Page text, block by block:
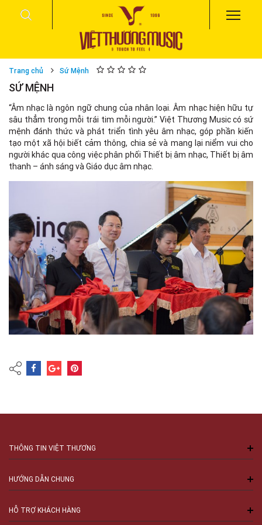
Trang chủ Sứ Mệnh
SỨ MỆNH
“Âm nhạc là ngôn ngữ chung của nhân loại. Âm nhạc hiện hữu tự
sâu thẳm trong mỗi trái tim mỗi người.” Việt Thương Music có sứ
mệnh đánh thức và phát triển tình yêu âm nhạc, góp phần kiến
tạo một xã hội biết cảm thông, chia sẻ và mang lại niểm vui cho
người khác qua công việc phân phối Thiết bị âm nhạc, Thiết bị âm
thanh – ánh sáng và Giáo dục âm nhạc.
THÔNG TIN VIỆT THƯƠNG
HƯỚNG DẪN CHUNG
HỖ TRỢ KHÁCH HÀNG